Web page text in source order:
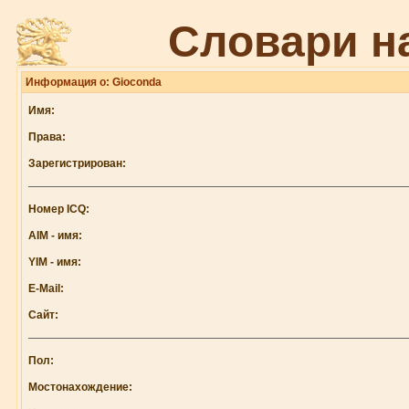
Словари
Информация о: Gioconda
Имя:
Права:
Зарегистрирован:
Номер ICQ:
AIM - имя:
YIM - имя:
E-Mail:
Сайт:
Пол:
Мостонахождение: